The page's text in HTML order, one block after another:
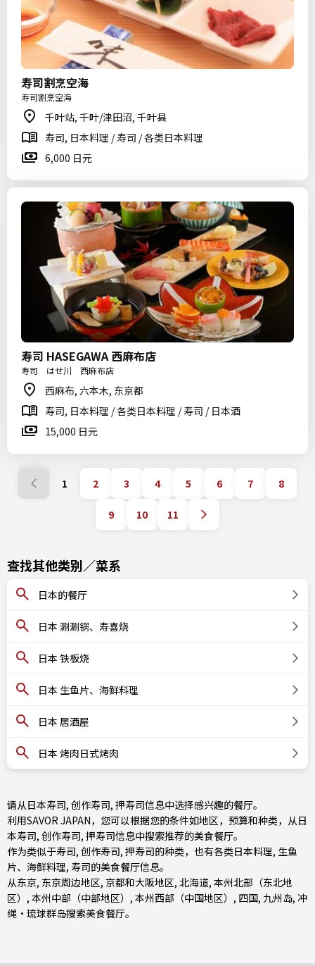
寿司割烹空海
寿司割烹空海
千叶站, 千叶/津田沼, 千叶县
寿司, 日本料理 / 寿司 / 各类日本料理
6,000 日元
寿司 HASEGAWA 西麻布店
寿司 はせ川 西麻布店
西麻布, 六本木, 东京都
寿司, 日本料理 / 各类日本料理 / 寿司 / 日本酒
15,000 日元
1 2 3 4 5 6 7 8
9 10 11
查找其他类别／菜系
日本的餐厅
日本 涮涮锅、寿喜烧
日本 铁板烧
日本 生鱼片、海鲜料理
日本 居酒屋
日本 烤肉日式烤肉
请从日本寿司, 创作寿司, 押寿司信息中选择感兴趣的餐厅。
利用SAVOR JAPAN，您可以根据您的条件如地区，预算和种类，从日
本寿司, 创作寿司, 押寿司信息中搜索推荐的美食餐厅。
作为类似于寿司, 创作寿司, 押寿司的种类，也有各类日本料理, 生鱼
片、海鲜料理, 寿司的美食餐厅信息。
从东京, 东京周边地区, 京都和大阪地区, 北海道, 本州北部（东北地
区） , 本州中部（中部地区） , 本州西部（中国地区） , 四国, 九州岛, 冲
绳・琉球群岛搜索美食餐厅。